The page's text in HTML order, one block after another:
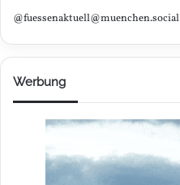
@fuessenaktuell@muenchen.social
Werbung